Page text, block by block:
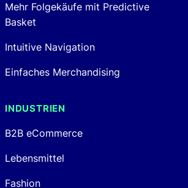
Mehr Folgekäufe mit Predictive
Basket
Intuitive Navigation
Einfaches Merchandising
INDUSTRIEN
B2B eCommerce
Lebensmittel
Fashion